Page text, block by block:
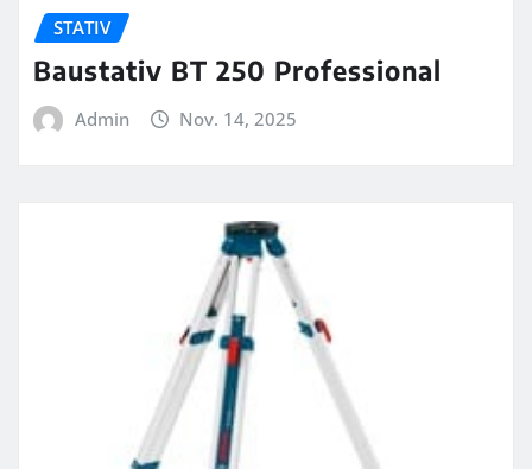
STATIV
Baustativ BT 250 Professional
Admin Nov. 14, 2025